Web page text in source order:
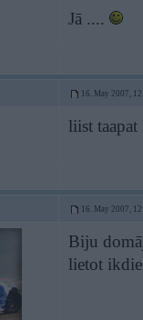
Jā ....
16. May 2007,
liist taapat
16. May 2007,
Biju
lietot